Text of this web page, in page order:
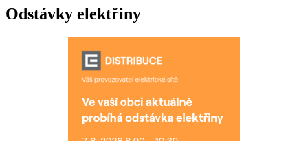
Odstávky elektřiny